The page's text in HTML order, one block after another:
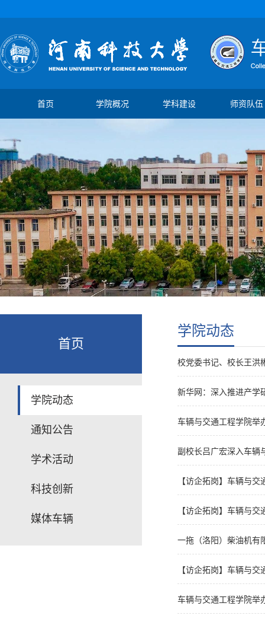
首页 学院概况 学科建设 师资队伍
首页
学院动态
通知公告
学术活动
科技创新
媒体车辆
学院动态
校党委书记、校长王洪
新华网：深入推进产学
车辆与交通工程学院举
副校长吕广宏深入车辆
【访企拓岗】车辆与
【访企拓岗】车辆与
一拖（洛阳）柴油机有
【访企拓岗】车辆与
车辆与交通工程学院举